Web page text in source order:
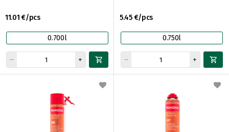
11.01 €/pcs
0.700l
5.45 €/pcs
0.750l